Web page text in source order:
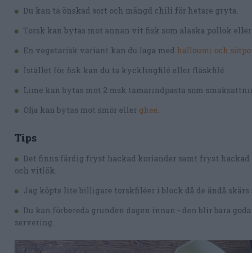
Du kan ta önskad sort och mängd chili för hetare gryta.
Torsk kan bytas mot annan vit fisk som alaska pollok
En vegetarisk variant kan du laga med halloumi och
Istället för fisk kan du ta kycklingfilé eller fläskfilé.
Lime kan bytas mot 2 msk tamarindpasta som
Olja kan bytas mot smör eller ghee
Tips
Det finns färdig fryst hackad koriander samt fryst
och vitlök.
Jag köpte lite billigare torskfiléer i block då de ändå
Du kan förbereda grunden dagen innan - den blir bara
servering.